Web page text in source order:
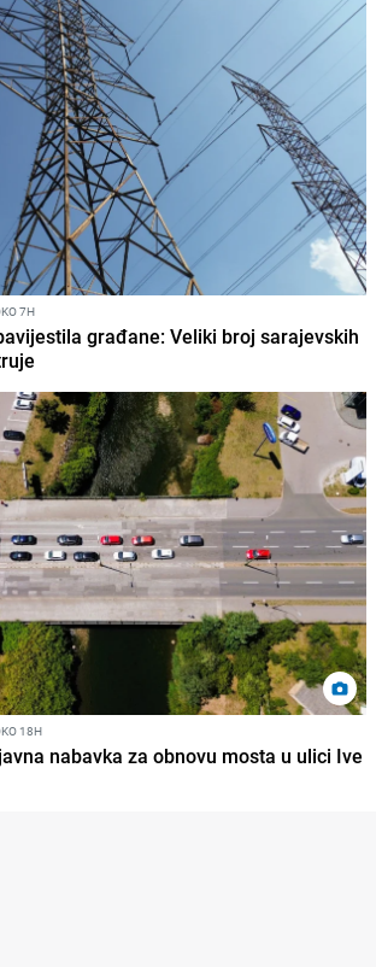
7H
građane: Veliki broj sarajevskih
18H
nabavka za obnovu mosta u ulici Ive